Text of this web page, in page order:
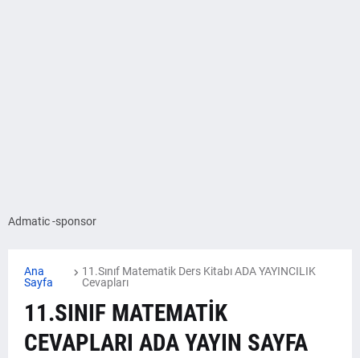
Admatic -sponsor
Ana
Sayfa
11.Sınıf Matematik Ders Kitabı ADA YAYINCILIK
Cevapları
11.SINIF MATEMATİK
CEVAPLARI ADA YAYIN SAYFA